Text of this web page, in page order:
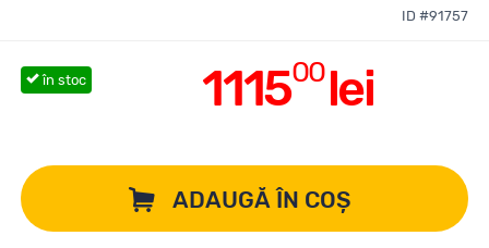
ID #91757
111500lei
în stoc
ADAUGĂ ÎN COȘ